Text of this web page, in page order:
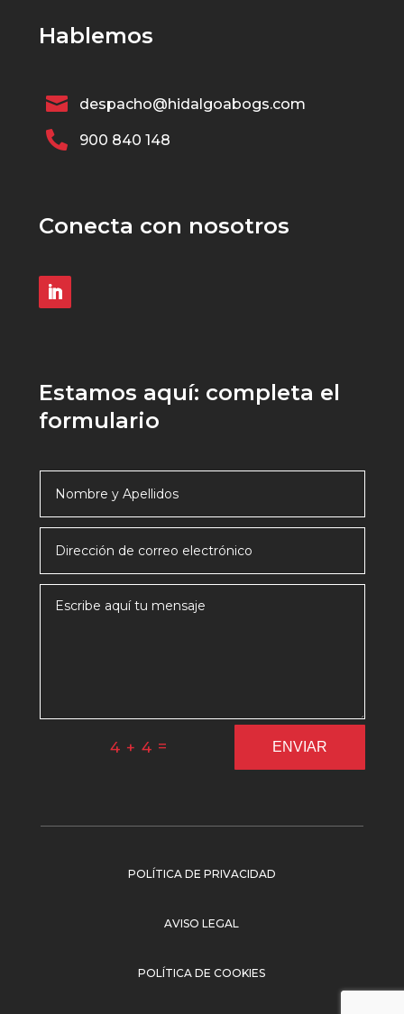
Hablemos
 despacho@hidalgoabogs.com
 900 840 148
Conecta con nosotros
Estamos aquí: completa el
formulario
4 + 4 = ENVIAR
POLÍTICA DE PRIVACIDAD
AVISO LEGAL
POLÍTICA DE COOKIES